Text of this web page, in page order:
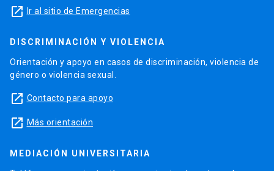
launch Ir al sitio de Emergencias
DISCRIMINACIÓN Y VIOLENCIA
Orientación y apoyo en casos de discriminación, violencia de
género o violencia sexual.
launch Contacto para apoyo
launch Más orientación
MEDIACIÓN UNIVERSITARIA